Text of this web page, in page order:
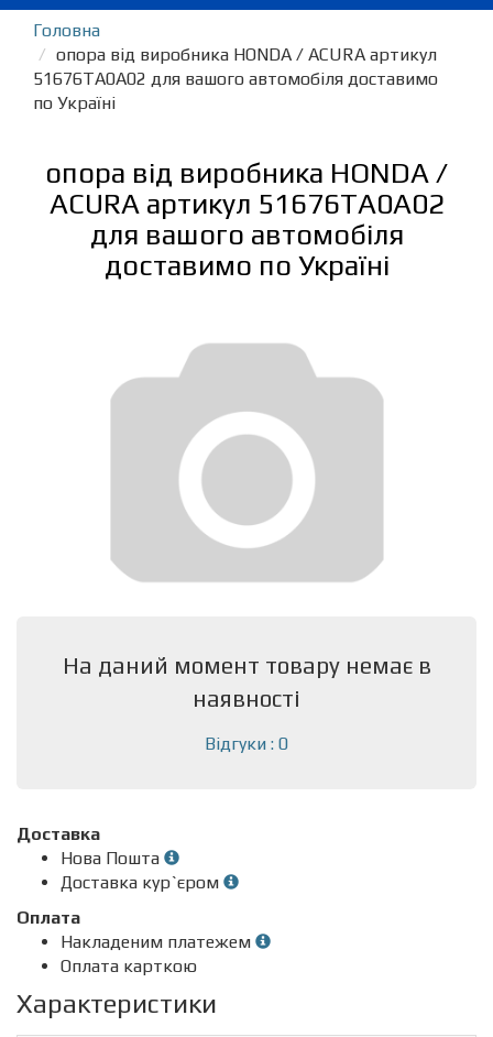
Головна
опора від виробника HONDA / ACURA артикул
51676TA0A02 для вашого автомобіля доставимо
по Україні
опора від виробника HONDA /
ACURA артикул 51676TA0A02
для вашого автомобіля
доставимо по Україні
На даний момент товару немає в
наявності
Відгуки : 0
Доставка
Нова Пошта
Доставка кур`єром
Оплата
Накладеним платежем
Оплата карткою
Характеристики